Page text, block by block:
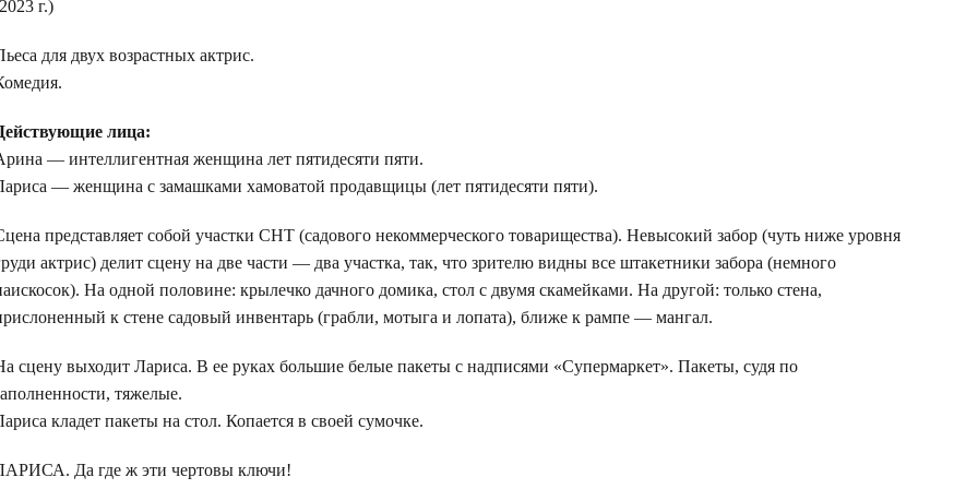
г.)
для двух возрастных актрис.
лица:
— интеллигентная женщина лет пятидесяти пяти.
— женщина с замашками хамоватой продавщицы (лет пятидесяти пяти).
представляет собой участки СНТ (садового некоммерческого товарищества). Невысокий забор (чуть ниже уровня
актрис) делит сцену на две части — два участка, так, что зрителю видны все штакетники забора (немного
На одной половине: крылечко дачного домика, стол с двумя скамейками. На другой: только стена,
к стене садовый инвентарь (грабли, мотыга и лопата), ближе к рампе — мангал.
сцену выходит Лариса. В ее руках большие белые пакеты с надписями «Супермаркет». Пакеты, судя по
тяжелые.
кладет пакеты на стол. Копается в своей сумочке.
Да где ж эти чертовы ключи!